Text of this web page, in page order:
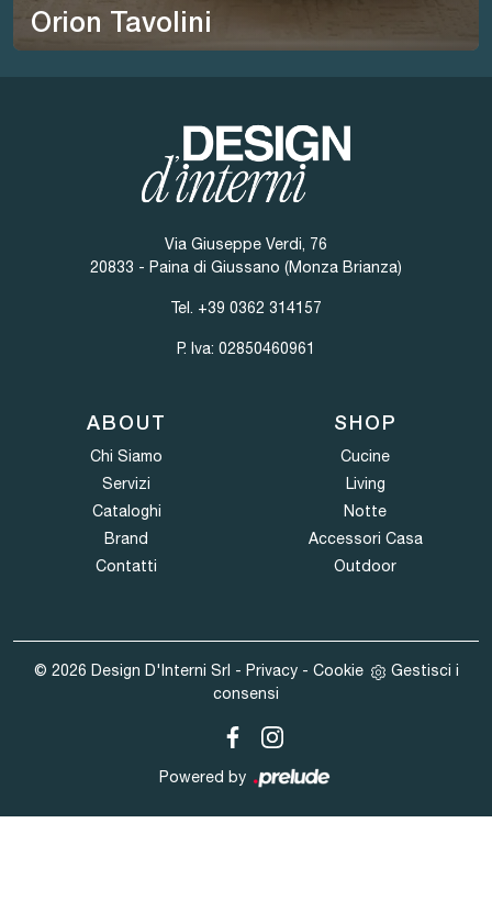
Orion Tavolini
Via Giuseppe Verdi, 76
20833 - Paina di Giussano (Monza Brianza)
Tel. +39 0362 314157
P. Iva: 02850460961
ABOUT
Chi Siamo
Servizi
Cataloghi
Brand
Contatti
SHOP
Cucine
Living
Notte
Accessori Casa
Outdoor
© 2026 Design D'Interni Srl - Privacy- Cookie
Gestisci i
consensi
Powered by